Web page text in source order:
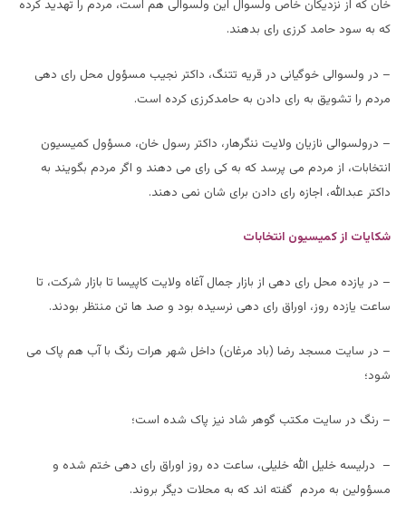
خان که از نزدیکان خاص ولسوال این ولسوالی هم است، مردم را تهدید کرده
که به سود حامد کرزی رای بدهند.
– در ولسوالی خوگیانی در قریه تتنگ، داکتر نجیب مسؤول محل رای دهی
مردم را تشویق به رای دادن به حامدکرزی کرده است.
– درولسوالی نازیان ولایت ننگرهار، داکتر رسول خان، مسؤول کمیسیون
انتخابات، از مردم می پرسد که به کی رای می دهند و اگر مردم بگویند به
داکتر عبدالله، اجازه رای دادن برای شان نمی دهند.
شکایات از کمیسیون انتخابات
– در یازده محل رای دهی از بازار جمال آغاه ولایت کاپیسا تا بازار شرکت، تا
ساعت یازده روز، اوراق رای دهی نرسیده بود و صد ها تن منتظر بودند.
– در سایت مسجد رضا (باد مرغان) داخل شهر هرات رنگ با آب هم پاک می
شود؛
– رنگ در سایت مکتب گوهر شاد نیز پاک شده است؛
– درلیسه خلیل الله خلیلی، ساعت ده روز اوراق رای دهی ختم شده و
مسؤولین به مردم گفته اند که به محلات دیگر بروند.